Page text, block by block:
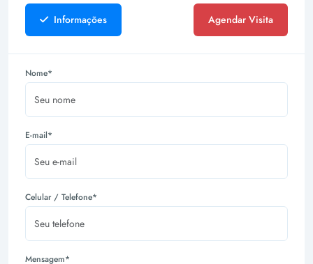
Informações Agendar Visita
Nome*
E-mail*
Celular / Telefone*
Mensagem*